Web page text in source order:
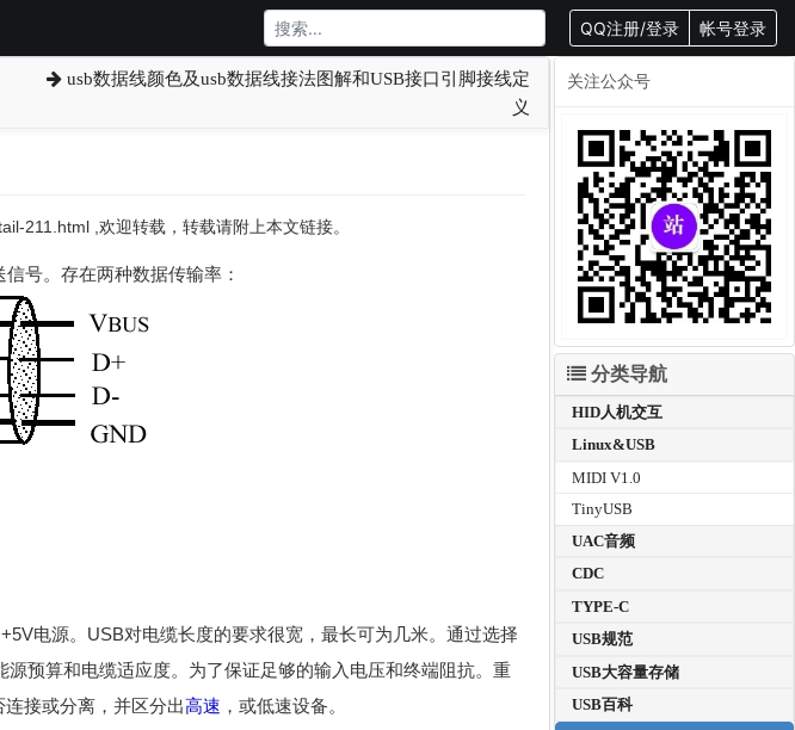
QQ注册/登录 帐号登录
usb数据线颜色及usb数据线接法图解和USB接口引脚接线定
义
211.html ,欢迎转载，转载请附上本文链接。
号。存在两种数据传输率：
电源。USB对电缆长度的要求很宽，最长可为几米。通过选择
预算和电缆适应度。为了保证足够的输入电压和终端阻抗。重
接或分离，并区分出高速 ，或低速设备。
关注公众号
分类导航
HID人机交互
Linux&USB
MIDI V1.0
TinyUSB
UAC音频
CDC
TYPE-C
USB规范
USB大容量存储
USB百科